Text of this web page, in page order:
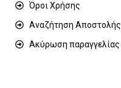
Όροι Χρήσης
Αναζήτηση Αποστολής
Ακύρωση παραγγελίας